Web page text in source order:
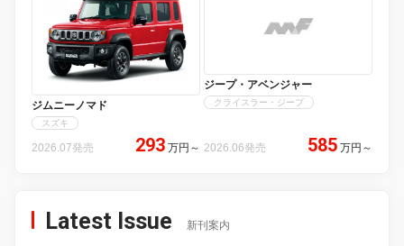
ジムニーノマド
スズキ
2026.07発売 293 万円 ～
ジープ・アベンジャー
クライスラー・ジープ
2026.06発売 585 万円 ～
Latest Issue 新刊案内